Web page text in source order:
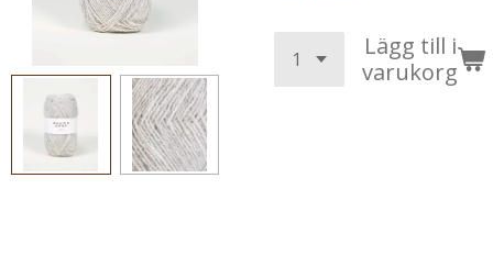
Lägg till i
varukorg